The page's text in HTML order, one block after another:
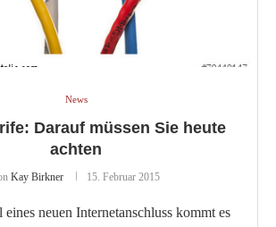
News
Darauf müssen Sie heute
achten
Kay Birkner 15. Februar 2015
neuen Internetanschluss kommt es